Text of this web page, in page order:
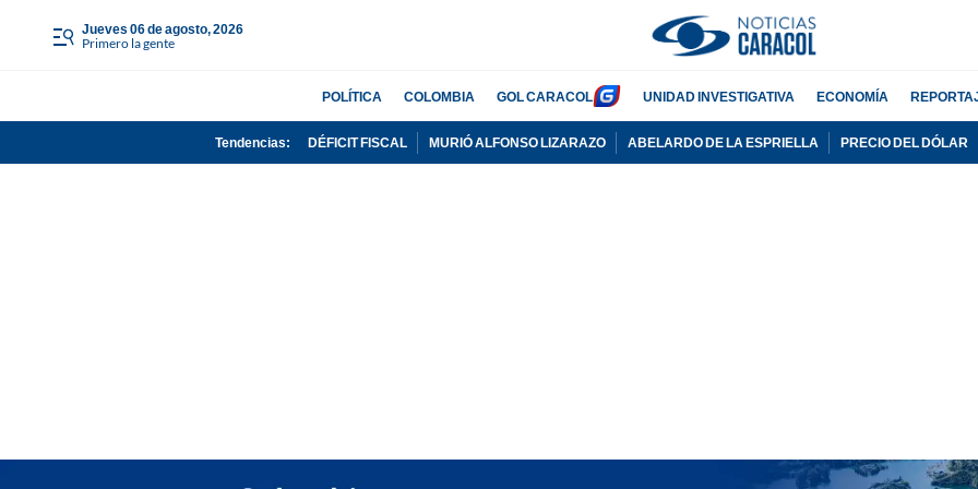
jueves 06 de agosto, 2026
Primero la gente
POLÍTICA COLOMBIA GOL CARACOL UNIDAD INVESTIGATIVA ECONOMÍA
Tendencias: DÉFICIT FISCAL MURIÓ ALFONSO LIZARAZO ABELARDO DE LA ESPRIELLA PRECIO DEL DÓLAR